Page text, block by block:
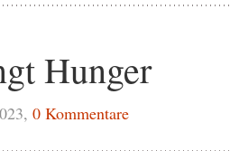
Hunger
0 Kommentare